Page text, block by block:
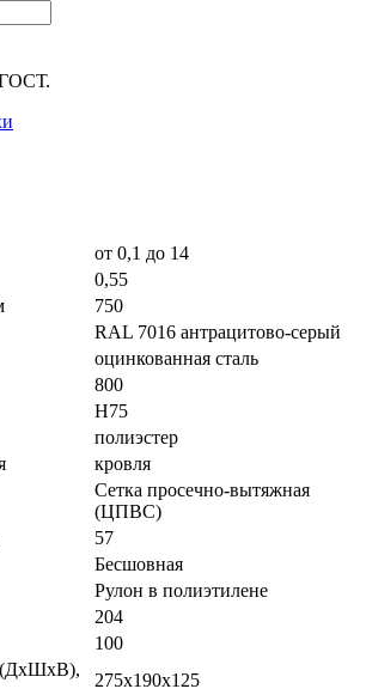
ГОСТ.
от 0,1 до 14
0,55
750
RAL 7016 антрацитово-серый
оцинкованная сталь
800
Н75
полиэстер
кровля
Сетка просечно-вытяжная
(ЦПВС)
57
Бесшовная
Рулон в полиэтилене
204
100
(ДхШхВ),
275х190х125